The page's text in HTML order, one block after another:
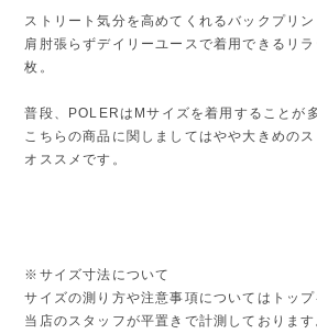
ストリート気分を高めてくれるバックプリン
肩肘張らずデイリーユースで着用できるリ
枚。
普段、POLERはMサイズを着用することが
こちらの商品に関しましてはやや大きめの
オススメです。
※サイズ寸法について
サイズの測り方や注意事項についてはトップ
当店のスタッフが平置きで計測しております